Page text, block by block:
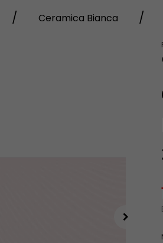
Ceramica Bianca